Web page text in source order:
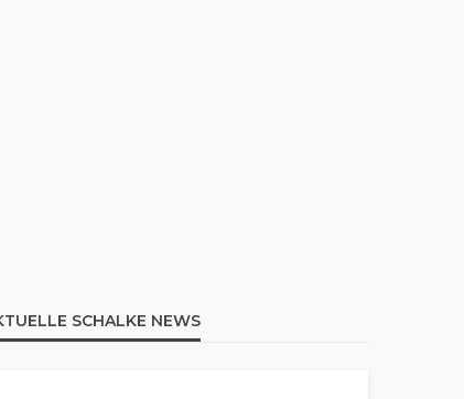
SCHALKE NEWS